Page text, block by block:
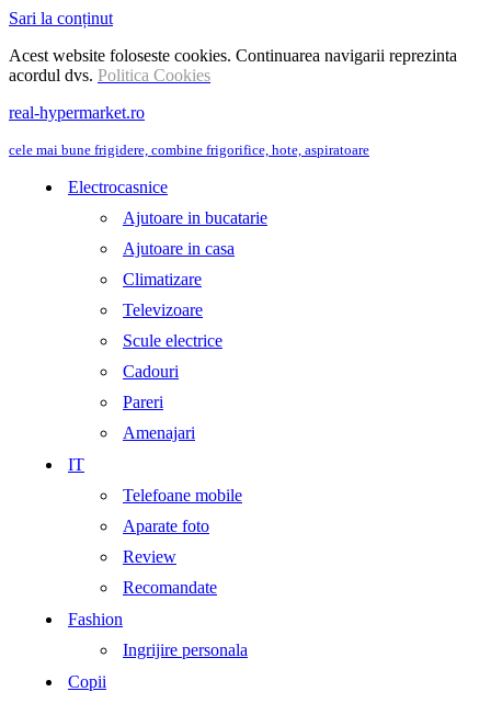
Sari la conținut
Acest website foloseste cookies. Continuarea navigarii reprezinta
acordul dvs. Politica Cookies
real-hypermarket.ro
cele mai bune frigidere, combine frigorifice, hote, aspiratoare
Electrocasnice
Ajutoare in bucatarie
Ajutoare in casa
Climatizare
Televizoare
Scule electrice
Cadouri
Pareri
Amenajari
IT
Telefoane mobile
Aparate foto
Review
Recomandate
Fashion
Ingrijire personala
Copii